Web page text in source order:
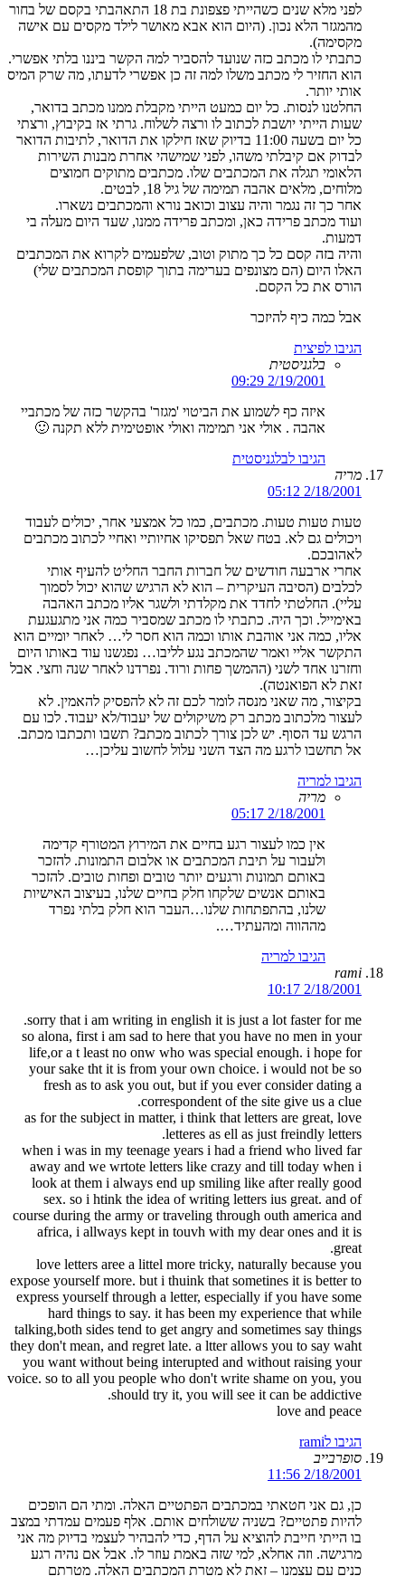
לפני מלא שנים כשהייתי פצפונת בת 18 התאהבתי בקסם של בחור
מהמגזר הלא נכון. (היום הוא אבא מאושר לילד מקסים עם אישה
מקסימה).
כתבתי לו מכתב כזה שנועד להסביר למה הקשר ביננו בלתי אפשרי.
הוא החזיר לי מכתב משלו למה זה כן אפשרי לדעתו, מה שרק המיס
אותי יותר.
החלטנו לנסות. כל יום כמעט הייתי מקבלת ממנו מכתב בדואר,
שעות הייתי יושבת לכתוב לו ורצה לשלוח. גרתי אז בקיבוץ, ורצתי
כל יום בשעה 11:00 בדיוק שאז חילקו את הדואר, לתיבות הדואר
לבדוק אם קיבלתי משהו, לפני שמישהי אחרת מבנות השירות
הלאומי תגלה את המכתבים שלו. מכתבים מתוקים חמוצים
מלוחים, מלאים אהבה תמימה של גיל 18, לבטים.
אחר כך זה נגמר והיה עצוב וכואב נורא והמכתבים נשארו.
ועוד מכתב פרידה כאן, ומכתב פרידה ממנו, שעד היום מעלה בי
דמעות.
והיה בזה קסם כל כך מתוק וטוב, שלפעמים לקרוא את המכתבים
האלו היום (הם מצונפים בערימה בתוך קופסת המכתבים שלי)
הורס את כל הקסם.
אבל כמה כיף להיזכר
הגיבו לפיצית
בלגניסטית
2/19/2001 09:29
איזה כף לשמוע את הביטוי 'מגזר' בהקשר כזה של מכתביי
אהבה . אולי אני תמימה ואולי אופטימית ללא תקנה 🙂
הגיבו לבלגניסטית
מריה
2/18/2001 05:12
טעות טעות טעות. מכתבים, כמו כל אמצעי אחר, יכולים לעבוד
ויכולים גם לא. בטח שאל תפסיקו אחיותיי ואחיי לכתוב מכתבים
לאהובכם.
אחרי ארבעה חודשים של חברות החבר החליט להעיף אותי
לכלבים (הסיבה העיקרית – הוא לא הרגיש שהוא יכול לסמוך
עליי). החלטתי לחדד את מקלדתי ולשגר אליו מכתב האהבה
באימייל. וכך היה. כתבתי לו מכתב שמסביר כמה אני מתגעגעת
אליו, כמה אני אוהבת אותו וכמה הוא חסר לי… לאחר יומיים הוא
התקשר אליי ואמר שהמכתב נגע לליבו… נפגשנו עוד באותו היום
וחזרנו אחד לשני (ההמשך פחות ורוד. נפרדנו לאחר שנה וחצי. אבל
זאת לא הפואנטה).
בקיצור, מה שאני מנסה לומר לכם זה לא להפסיק להאמין. לא
לעצור מלכתוב מכתב רק משיקולים של יעבוד/לא יעבוד. לכו עם
הרגש עד הסוף. יש לכן צורך לכתוב מכתב? תשבו ותכתבו מכתב.
אל תחשבו לרגע מה הצד השני עלול לחשוב עליכן…
הגיבו למריה
מריה
2/18/2001 05:17
אין כמו לעצור רגע בחיים את המירוץ המטורף קדימה
ולעבור על תיבת המכתבים או אלבום התמונות. להזכר
באותם תמונות ורגעים יותר טובים ופחות טובים. להזכר
באותם אנשים שלקחו חלק בחיים שלנו, בעיצוב האישיות
שלנו, בהתפתחות שלנו…העבר הוא חלק בלתי נפרד
מההווה ומהעתיד….
הגיבו למריה
rami
2/18/2001 10:17
sorry that i am writing in english it is just a lot faster for me.
so alona, first i am sad to here that you have no men in your
life,or a t least no onw who was special enough. i hope for
your sake tht it is from your own choice. i would not be so
fresh as to ask you out, but if you ever consider dating a
correspondent of the site give us a clue.
as for the subject in matter, i think that letters are great, love
letteres as ell as just freindly letters.
when i was in my teenage years i had a friend who lived far
away and we wrtote letters like crazy and till today when i
look at them i always end up smiling like after really good
sex. so i htink the idea of writing letters ius great. and of
course during the army or traveling through outh america and
africa, i allways kept in touvh with my dear ones and it is
great.
love letters aree a littel more tricky, naturally because you
expose yourself more. but i thuink that sometines it is better to
express yourself through a letter, especially if you have some
hard things to say. it has been my experience that while
talking,both sides tend to get angry and sometimes say things
they don't mean, and regret late. a ltter allows you to say waht
you want without being interupted and without raising your
voice. so to all you people who don't write shame on you, you
should try it, you will see it can be addictive.
love and peace
הגיבו לrami
סופרבייב
2/18/2001 11:56
כן, גם אני חטאתי במכתבים הפתטיים האלה. ומתי הם הופכים
להיות פתטיים? בשניה ששולחים אותם. אלף פעמים עמדתי במצב
בו הייתי חייבת להוציא על הדף, כדי להבהיר לעצמי בדיוק מה אני
מרגישה. וזה אחלא, למי שזה באמת עוזר לו. אבל אם נהיה רגע
כנים עם עצמנו – זאת לא מטרת המכתבים האלה. מטרתם